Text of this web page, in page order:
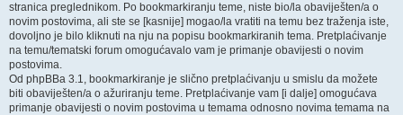
stranica preglednikom. Po bookmarkiranju teme, niste bio/la obaviješten/a o
novim postovima, ali ste se [kasnije] mogao/la vratiti na temu bez traženja iste,
dovoljno je bilo kliknuti na nju na popisu bookmarkiranih tema. Pretplaćivanje
na temu/tematski forum omogućavalo vam je primanje obavijesti o novim
postovima.
Od phpBBa 3.1, bookmarkiranje je slično pretplaćivanju u smislu da možete
biti obaviješten/a o ažuriranju teme. Pretplaćivanje vam [i dalje] omogućava
primanje obavijesti o novim postovima u temama odnosno novima temama na